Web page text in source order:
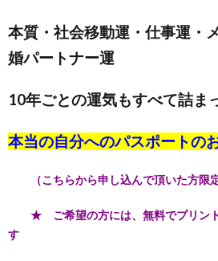
本質・社会移動運・仕事運・
婚パートナー運
10年ごとの運気もすべて詰ま
本当の自分へのパスポートの
（こちらから申し込んで頂いた方限定
★ ご希望の方には、無料でプリント
す